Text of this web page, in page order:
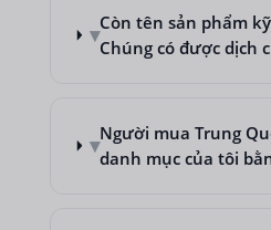
▾Còn tên sản phẩm
Chúng có được dịch
▾Người mua Trung
danh mục của tôi